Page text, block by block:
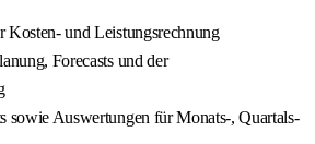
Kosten- und Leistungsrechnung
Forecasts und der
sowie Auswertungen für Monats-, Quartals-